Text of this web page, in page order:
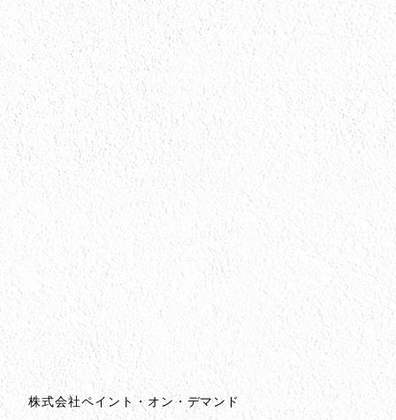
会社情報とサイトマップ
会社情報
株式会社ペイント・オン・デマンド